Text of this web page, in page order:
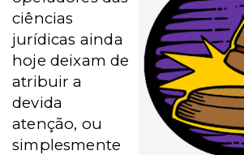
ciências
jurídicas ainda
hoje deixam de
atribuir a
devida
atenção, ou
simplesmente